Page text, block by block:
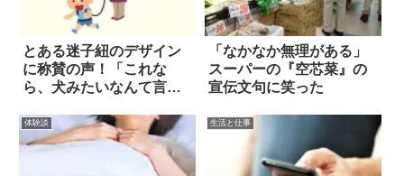
とある迷子紐のデザイン
に称賛の声！「これな
ら、犬みたいなんて言わ
「なかなか無理がある」
スーパーの『空芯菜』の
宣伝文句に笑った
体験談 生活と仕事